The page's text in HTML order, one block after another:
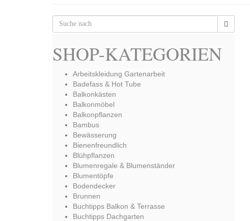
SHOP-KATEGORIEN
Arbeitskleidung Gartenarbeit
Badefass & Hot Tube
Balkonkästen
Balkonmöbel
Balkonpflanzen
Bambus
Bewässerung
Bienenfreundlich
Blühpflanzen
Blumenregale & Blumenständer
Blumentöpfe
Bodendecker
Brunnen
Buchtipps Balkon & Terrasse
Buchtipps Dachgarten